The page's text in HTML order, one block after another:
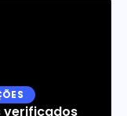
verificados